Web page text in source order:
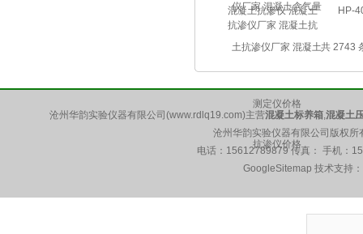
混凝土抗渗仪 混凝土
抗渗仪厂家 混凝土抗
渗仪价格
HP-
共 2743
沧州华韵实验仪器有限公司(www.rdlq19.com)主营混凝土标养箱,混凝土
沧州华韵实验仪器有限公司版权
电话：15612789879 传真： 手机：
GoogleSitemap 技术支持